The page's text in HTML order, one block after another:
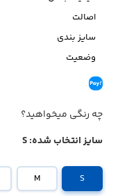
اصالت
سایز بندی
وضعیت
چه رنگی میخواهید؟
سایز انتخاب شده:S
S
M